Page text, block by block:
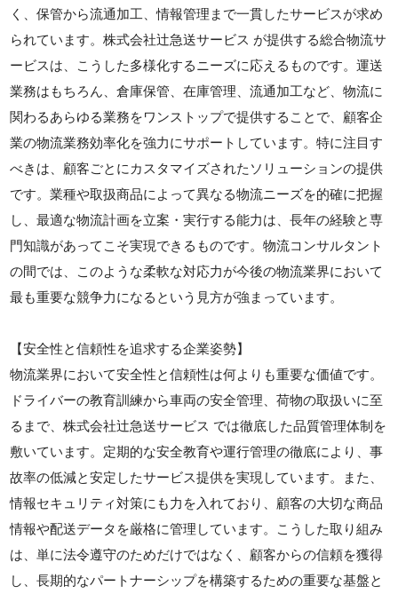
く、保管から流通加工、情報管理まで一貫したサービスが求め
られています。株式会社辻急送サービス が提供する総合物流サ
ービスは、こうした多様化するニーズに応えるものです。運送
業務はもちろん、倉庫保管、在庫管理、流通加工など、物流に
関わるあらゆる業務をワンストップで提供することで、顧客企
業の物流業務効率化を強力にサポートしています。特に注目す
べきは、顧客ごとにカスタマイズされたソリューションの提供
です。業種や取扱商品によって異なる物流ニーズを的確に把握
し、最適な物流計画を立案・実行する能力は、長年の経験と専
門知識があってこそ実現できるものです。物流コンサルタント
の間では、このような柔軟な対応力が今後の物流業界において
最も重要な競争力になるという見方が強まっています。
【安全性と信頼性を追求する企業姿勢】
物流業界において安全性と信頼性は何よりも重要な価値です。
ドライバーの教育訓練から車両の安全管理、荷物の取扱いに至
るまで、株式会社辻急送サービス では徹底した品質管理体制を
敷いています。定期的な安全教育や運行管理の徹底により、事
故率の低減と安定したサービス提供を実現しています。また、
情報セキュリティ対策にも力を入れており、顧客の大切な商品
情報や配送データを厳格に管理しています。こうした取り組み
は、単に法令遵守のためだけではなく、顧客からの信頼を獲得
し、長期的なパートナーシップを構築するための重要な基盤と